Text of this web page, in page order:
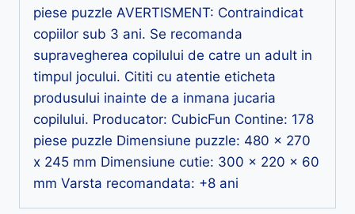
piese puzzle AVERTISMENT: Contraindicat
copiilor sub 3 ani. Se recomanda
supravegherea copilului de catre un adult in
timpul jocului. Cititi cu atentie eticheta
produsului inainte de a inmana jucaria
copilului. Producator: CubicFun Contine: 178
piese puzzle Dimensiune puzzle: 480 x 270
x 245 mm Dimensiune cutie: 300 x 220 x 60
mm Varsta recomandata: +8 ani